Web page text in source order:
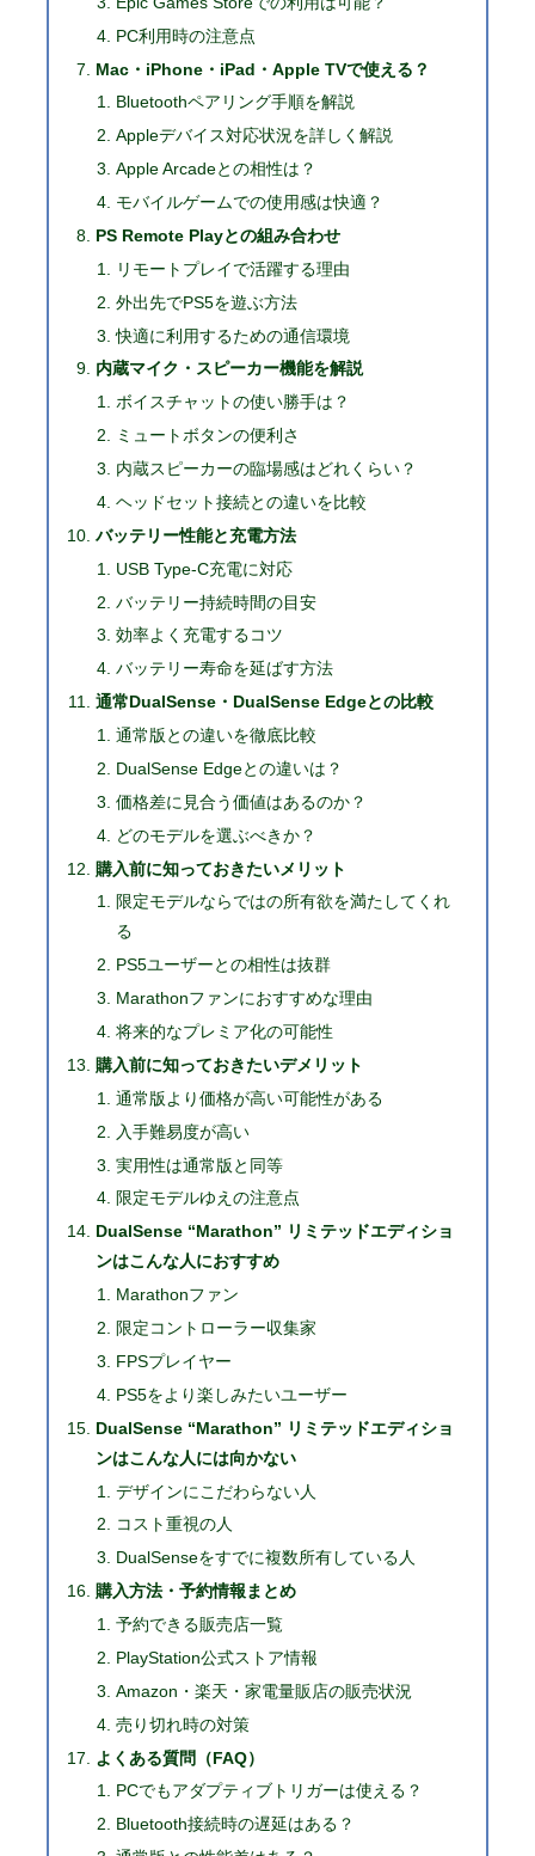
PC利用時の注意点
Mac・iPhone・iPad・Apple TVで使える？
Bluetoothペアリング手順を解説
Appleデバイス対応状況を詳しく解説
Apple Arcadeとの相性は？
モバイルゲームでの使用感は快適？
PS Remote Playとの組み合わせ
リモートプレイで活躍する理由
外出先でPS5を遊ぶ方法
快適に利用するための通信環境
内蔵マイク・スピーカー機能を解説
ボイスチャットの使い勝手は？
ミュートボタンの便利さ
内蔵スピーカーの臨場感はどれくらい？
ヘッドセット接続との違いを比較
バッテリー性能と充電方法
USB Type-C充電に対応
バッテリー持続時間の目安
効率よく充電するコツ
バッテリー寿命を延ばす方法
通常DualSense・DualSense Edgeとの比較
通常版との違いを徹底比較
DualSense Edgeとの違いは？
価格差に見合う価値はあるのか？
どのモデルを選ぶべきか？
購入前に知っておきたいメリット
限定モデルならではの所有欲を満たしてくれ
る
PS5ユーザーとの相性は抜群
Marathonファンにおすすめな理由
将来的なプレミア化の可能性
購入前に知っておきたいデメリット
通常版より価格が高い可能性がある
入手難易度が高い
実用性は通常版と同等
限定モデルゆえの注意点
DualSense “Marathon” リミテッドエディショ
ンはこんな人におすすめ
Marathonファン
限定コントローラー収集家
FPSプレイヤー
PS5をより楽しみたいユーザー
DualSense “Marathon” リミテッドエディショ
ンはこんな人には向かない
デザインにこだわらない人
コスト重視の人
DualSenseをすでに複数所有している人
購入方法・予約情報まとめ
予約できる販売店一覧
PlayStation公式ストア情報
Amazon・楽天・家電量販店の販売状況
売り切れ時の対策
よくある質問（FAQ）
PCでもアダプティブトリガーは使える？
Bluetooth接続時の遅延はある？